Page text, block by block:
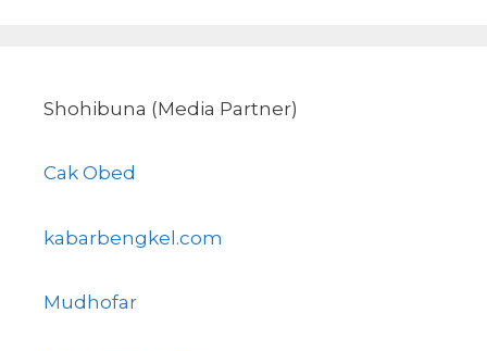
Shohibuna (Media Partner)
Cak Obed
kabarbengkel.com
Mudhofar